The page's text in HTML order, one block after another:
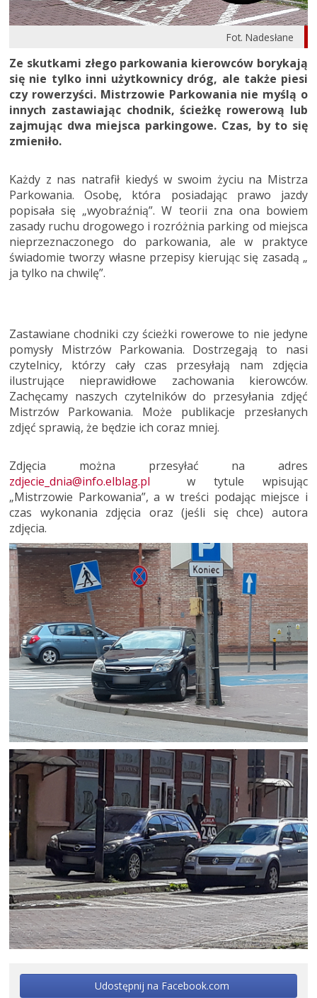
Fot. Nadesłane
Ze skutkami złego parkowania kierowców borykają
się nie tylko inni użytkownicy dróg, ale także piesi
czy rowerzyści. Mistrzowie Parkowania nie myślą o
innych zastawiając chodnik, ścieżkę rowerową lub
zajmując dwa miejsca parkingowe. Czas, by to się
zmieniło.
Każdy z nas natrafił kiedyś w swoim życiu na Mistrza
Parkowania. Osobę, która posiadając prawo jazdy
popisała się „wyobraźnią”. W teorii zna ona bowiem
zasady ruchu drogowego i rozróżnia parking od miejsca
nieprzeznaczonego do parkowania, ale w praktyce
świadomie tworzy własne przepisy kierując się zasadą „
ja tylko na chwilę”.
Zastawiane chodniki czy ścieżki rowerowe to nie jedyne
pomysły Mistrzów Parkowania. Dostrzegają to nasi
czytelnicy, którzy cały czas przesyłają nam zdjęcia
ilustrujące nieprawidłowe zachowania kierowców.
Zachęcamy naszych czytelników do przesyłania zdjęć
Mistrzów Parkowania. Może publikacje przesłanych
zdjęć sprawią, że będzie ich coraz mniej.
Zdjęcia można przesyłać na adres
zdjecie_dnia@info.elblag.pl w tytule wpisując
„Mistrzowie Parkowania”, a w treści podając miejsce i
czas wykonania zdjęcia oraz (jeśli się chce) autora
zdjęcia.
Udostępnij na Facebook.com